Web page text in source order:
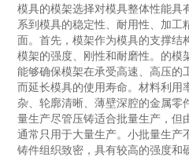
模具的模架选择对模具整体性能具
系到模具的稳定性、耐用性、加工
面。首先，模架作为模具的支撑结
模架的强度、刚性和耐磨性。的模
能够确保模架在承受高速、高压的
而延长模具的使用寿命。材料利用
杂、轮廓清晰、薄壁深腔的金属零
量生产‌尽管压铸适合批量生产，但
通常只用于大量生产。小批量生产
铸件组织致密，具有较高的强度和